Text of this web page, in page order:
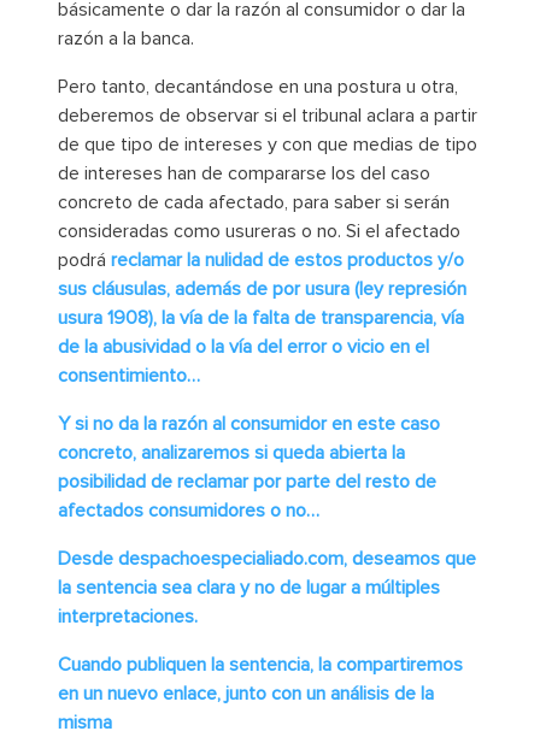
básicamente o dar la razón al consumidor o dar la
razón a la banca.
Pero tanto, decantándose en una postura u otra,
deberemos de observar si el tribunal aclara a partir
de que tipo de intereses y con que medias de tipo
de intereses han de compararse los del caso
concreto de cada afectado, para saber si serán
consideradas como usureras o no. Si el afectado
podrá reclamar la nulidad de estos productos y/o
sus cláusulas, además de por usura (ley represión
usura 1908), la vía de la falta de transparencia, vía
de la abusividad o la vía del error o vicio en el
consentimiento…
Y si no da la razón al consumidor en este caso
concreto, analizaremos si queda abierta la
posibilidad de reclamar por parte del resto de
afectados consumidores o no…
Desde despachoespecialiado.com, deseamos que
la sentencia sea clara y no de lugar a múltiples
interpretaciones.
Cuando publiquen la sentencia, la compartiremos
en un nuevo enlace, junto con un análisis de la
misma